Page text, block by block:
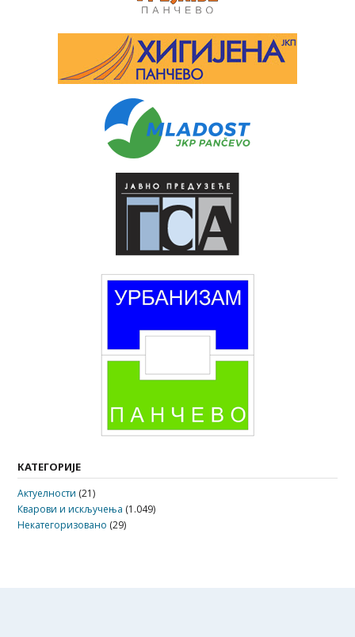
КАТЕГОРИЈЕ
Актуелности (21)
Кварови и искључења (1.049)
Некатегоризовано (29)